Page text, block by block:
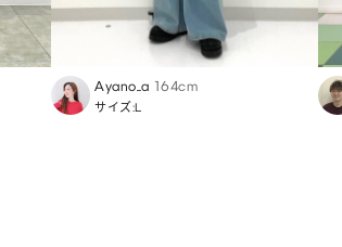
Ayano_a 164cm
サイズ:L